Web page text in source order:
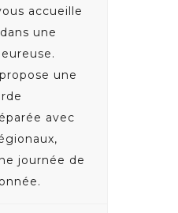
accueille
une
une
avec
journée de